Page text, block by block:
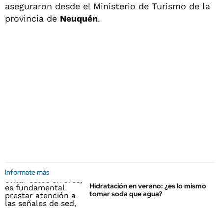
aseguraron desde el Ministerio de Turismo de la
provincia de Neuquén.
Informate más
Hidratación en verano: ¿es lo mismo
tomar soda que agua?